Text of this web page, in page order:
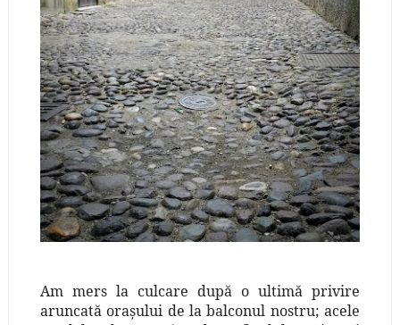
Am mers la culcare după o ultimă privire
aruncată oraşului de la balconul nostru; acele